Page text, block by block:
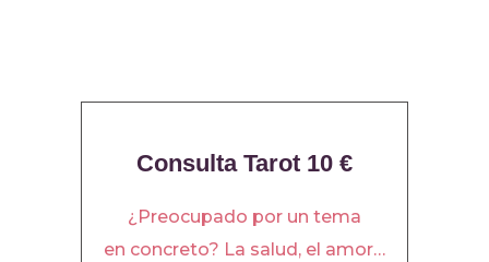
Consulta Tarot 10 €
¿Preocupado por un tema
en concreto? La salud, el amor…